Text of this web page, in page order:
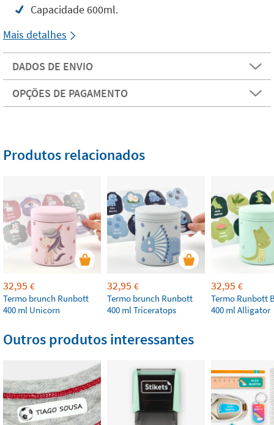
Capacidade 600ml.
Mais detalhes
DADOS DE ENVIO
OPÇÕES DE PAGAMENTO
Produtos relacionados
32,95 €
Termo brunch Runbott
400 ml Unicorn
32,95 €
Termo brunch Runbott
400 ml Triceratops
32,95 €
Termo Runbott
400 ml Alligator
Outros produtos interessantes